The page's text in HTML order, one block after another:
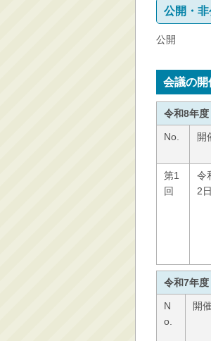
公開・非
公開
会議の開
令和8年度
No. 開
第1
回
令
2日
令和7年度
N
o.
開